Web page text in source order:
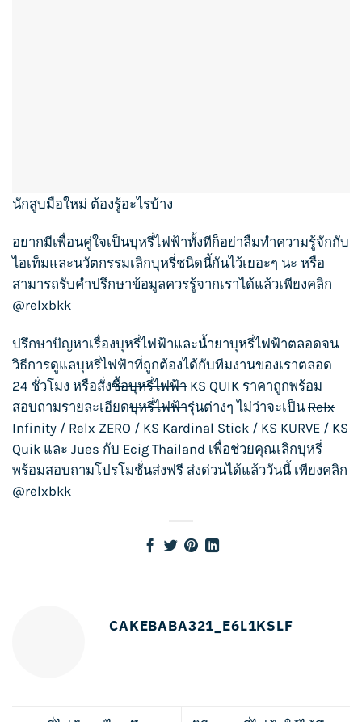
นักสูบมือใหม่ ต้องรู้อะไรบ้าง
อยากมีเพื่อนคู่ใจเป็นบุหรี่ไฟฟ้าทั้งทีก็อย่าลืมทำความรู้จักกับ
ไอเท็มและนวัตกรรมเลิกบุหรี่ชนิดนี้กันไว้เยอะๆ นะ หรือ
สามารถรับคำปรึกษาข้อมูลควรรู้จากเราได้แล้วเพียงคลิก
@relxbkk
ปรึกษาปัญหาเรื่องบุหรี่ไฟฟ้าและน้ำยาบุหรี่ไฟฟ้าตลอดจน
วิธีการดูแลบุหรี่ไฟฟ้าที่ถูกต้องได้กับทีมงานของเราตลอด
24 ชั่วโมง หรือสั่งซื้อบุหรี่ไฟฟ้า KS QUIK ราคาถูกพร้อม
สอบถามรายละเอียดบุหรี่ไฟฟ้ารุ่นต่างๆ ไม่ว่าจะเป็น Relx
Infinity / Relx ZERO / KS Kardinal Stick / KS KURVE / KS
Quik และ Jues กับ Ecig Thailand เพื่อช่วยคุณเลิกบุหรี่
พร้อมสอบถามโปรโมชั่นส่งฟรี ส่งด่วนได้แล้ววันนี้ เพียงคลิก
@relxbkk
CAKEBABA321_E6L1KSLF